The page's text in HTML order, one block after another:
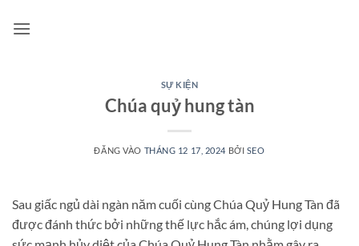
qua
SỰ KIỆN
Chúa quỷ hung tàn
ĐĂNG VÀO THÁNG 12 17, 2024 BỞI SEO
Sau giấc ngủ dài ngàn năm cuối cùng Chúa Quỷ Hung Tàn đã
được đánh thức bởi những thế lực hắc ám, chúng lợi dụng